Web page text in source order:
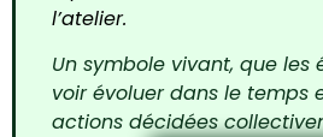
l’atelier.
Un symbole vivant, que les
voir évoluer dans le temps
actions décidées